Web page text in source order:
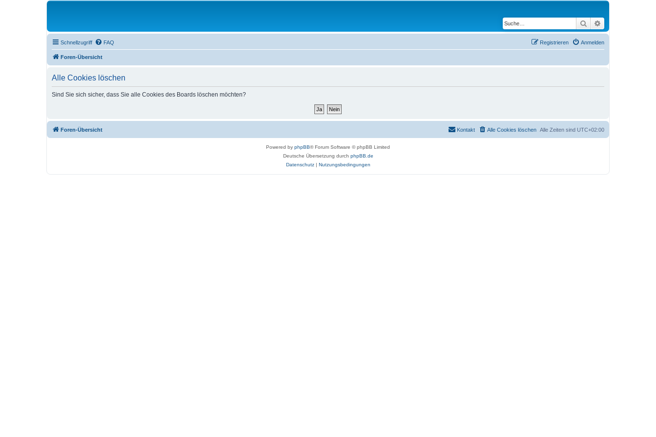
Suche
Schnellzugriff FAQ Anmelden
Registrieren
Foren-Übersicht
Alle Cookies löschen
Sind Sie sich sicher, dass Sie alle Cookies des Boards löschen möchten?
Foren-Übersicht Alle Zeiten sind UTC+02:00
Alle Cookies löschen
Kontakt
Powered by phpBB® Forum Software © phpBB Limited
Deutsche Übersetzung durch phpBB.de
Datenschutz| Nutzungsbedingungen